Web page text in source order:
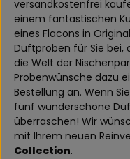
versandkostenfrei
einem fantastischen
eines Flacons in
Duftproben für Sie bei,
die Welt der
Probenwünsche dazu
Bestellung an. Wenn
fünf wunderschöne
überraschen! Wir
mit Ihrem neuen
Collection.